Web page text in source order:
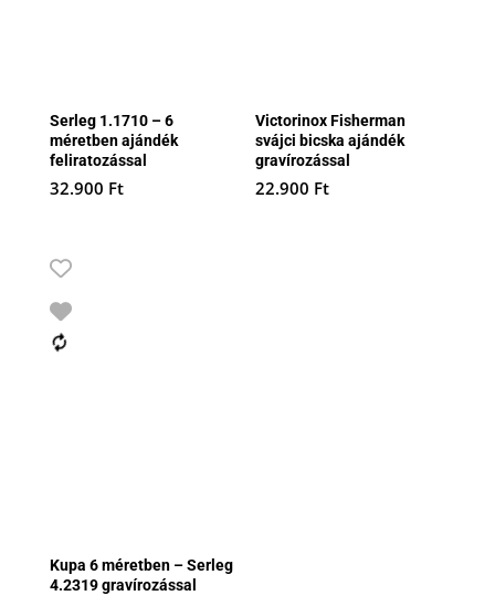
Serleg 1.1710 – 6
méretben ajándék
feliratozással
32.900 Ft
Victorinox Fisherman
svájci bicska ajándék
gravírozással
22.900 Ft
Kupa 6 méretben – Serleg
4.2319 gravírozással